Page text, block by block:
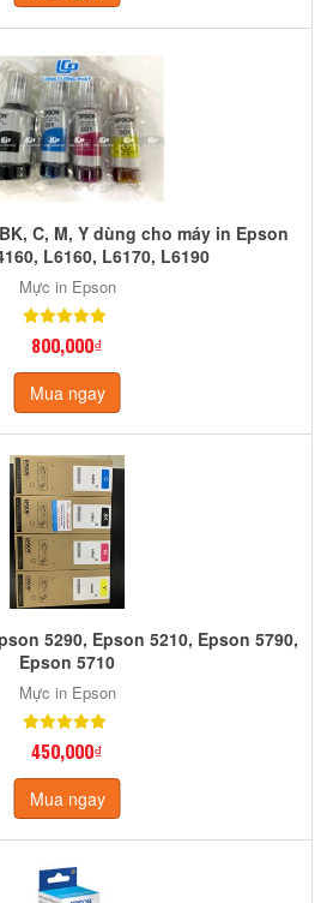
C, M, Y dùng cho máy in Epson
L6160, L6170, L6190
Mực in Epson
800,000₫
Mua ngay
5290, Epson 5210, Epson 5790,
Epson 5710
Mực in Epson
450,000₫
Mua ngay